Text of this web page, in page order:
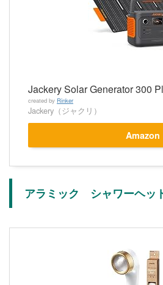
Jackery Solar Generator 300
created by Rinker
Jackery（ジャクリ）
Amazon
アラミック シャワーヘッ